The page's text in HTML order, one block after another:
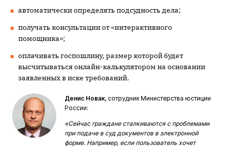
автоматически определять подсудность дела;
получать консультации от «интерактивного
помощника»;
оплачивать госпошлину, размер которой будет
высчитываться онлайн-калькулятором на основании
заявленных в иске требований.
Денис Новак, сотрудник Министерства юстиции
России:
«Сейчас граждане сталкиваются с проблемами
при подаче в суд документов в электронной
форме. Например, если пользователь хочет